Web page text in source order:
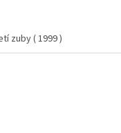
zuby ( 1999 )